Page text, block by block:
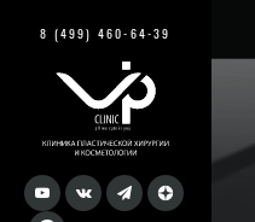
8 (499) 460-64-39